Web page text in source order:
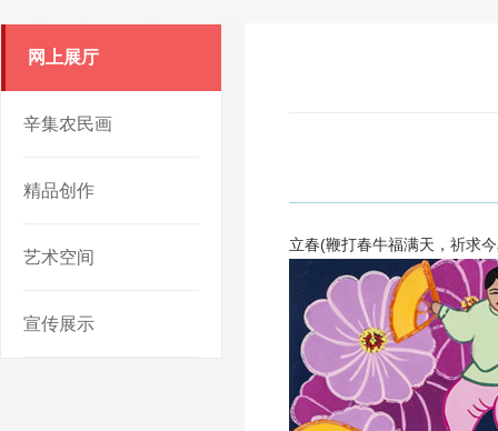
网上展厅
辛集农民画
精品创作
艺术空间
宣传展示
立春(鞭打春牛福满天，祈